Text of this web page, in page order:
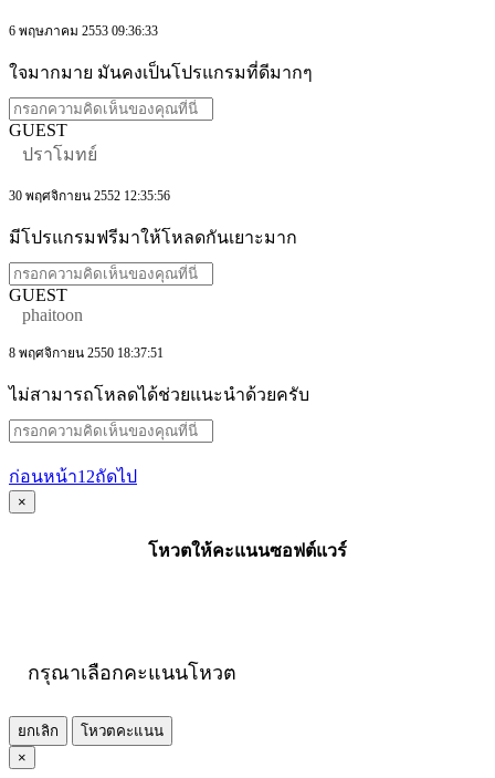
6 พฤษภาคม 2553 09:36:33
ใจมากมาย มันคงเป็นโปรแกรมที่ดีมากๆ
GUEST
ปราโมทย์
30 พฤศจิกายน 2552 12:35:56
มีโปรแกรมฟรีมาให้โหลดกันเยาะมาก
GUEST
phaitoon
8 พฤศจิกายน 2550 18:37:51
ไม่สามารถโหลดได้ช่วยแนะนำด้วยครับ
ก่อนหน้า1 2ถัดไป
×
โหวตให้คะแนนซอฟต์แวร์
กรุณาเลือกคะแนนโหวต
ยกเลิก
โหวตคะแนน
×